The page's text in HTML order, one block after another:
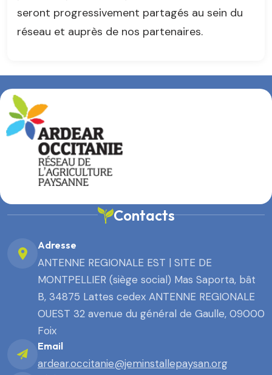
seront progressivement partagés au sein du
réseau et auprès de nos partenaires.
Contacts
Adresse
ANTENNE REGIONALE EST | SITE DE
MONTPELLIER (siège social) Mas Saporta, bât
B, 34875 Lattes cedex ANTENNE REGIONALE
OUEST 32 avenue du général de Gaulle, 09000
Foix
Email
ardear.occitanie@jeminstallepaysan.org